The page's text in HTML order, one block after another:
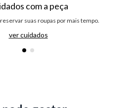
com a peça
suas roupas por mais tempo.
ver cuidados